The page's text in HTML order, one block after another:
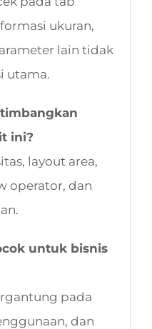
ukuran,
lain tidak
utama.
ini?
layout area,
operator, dan
untuk bisnis
pada
dan